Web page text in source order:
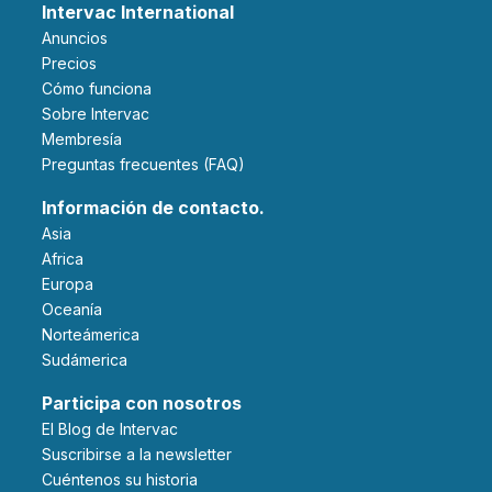
Intervac International
Anuncios
Precios
Cómo funciona
Sobre Intervac
Membresía
Preguntas frecuentes (FAQ)
Información de contacto.
Asia
Africa
Europa
Oceanía
Norteámerica
Sudámerica
Participa con nosotros
El Blog de Intervac
Suscribirse a la newsletter
Cuéntenos su historia